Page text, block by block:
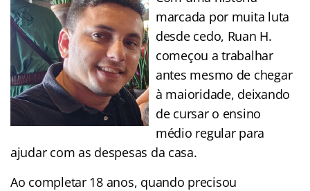
marcada por muita luta
desde cedo, Ruan H.
começou a trabalhar
antes mesmo de chegar
à maioridade, deixando
de cursar o ensino
médio regular para
ajudar com as despesas da casa.
Ao completar 18 anos, quando precisou